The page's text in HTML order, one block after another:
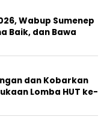
Wabup Sumenep
Baik, dan Bawa
dan Kobarkan
Lomba HUT ke-